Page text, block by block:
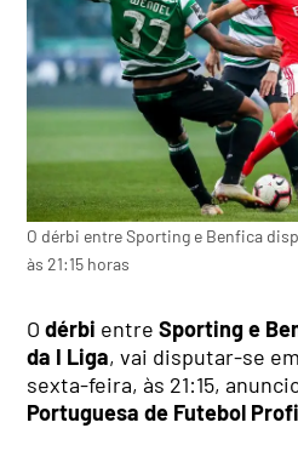
O dérbi entre Sporting e Benfica
às 21:15 horas
Odérbi entre Sporting e
da I Liga, vai disputar-se
sexta-feira, às 21:15,
Portuguesa de Futebol